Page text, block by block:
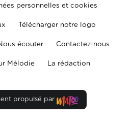
personnelles et cookies
Télécharger notre logo
écouter Contactez-nous
Mélodie La rédaction
propulsé par